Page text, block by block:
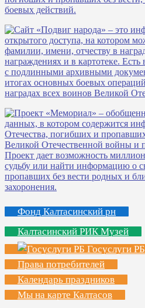
Фонд Калтасинский рн
Калтасинский РИК Музей
Госуслуги РБ
Права потребителей
Календарь праздников
Мы на карте Калтасов